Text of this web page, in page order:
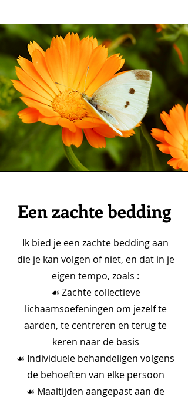
Een zachte bedding
Ik bied je een zachte bedding aan
die je kan volgen of niet, en dat in je
eigen tempo, zoals :
☙ Zachte collectieve
lichaamsoefeningen om jezelf te
aarden, te centreren en terug te
keren naar de basis
☙ Individuele behandeligen volgens
de behoeften van elke persoon
☙ Maaltijden aangepast aan de